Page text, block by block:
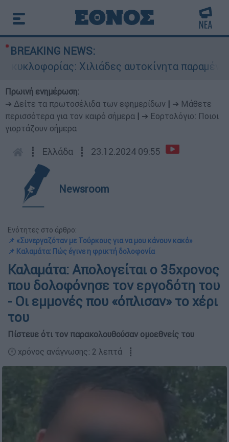
BREAKING NEWS:
Χιλιάδες αυτοκίνητα παραμένουν
Πρωινή ενημέρωση:
➔ Δείτε τα πρωτοσέλιδα των εφημερίδων
➔ Μάθετε
περισσότερα για τον καιρό σήμερα
➔ Εορτολόγιο: Ποιοι
γιορτάζουν σήμερα
┋ Ελλάδα ┋ 23.12.2024 09:55
Newsroom
Ενότητες στο άρθρο:
📌 «Συνεργαζόταν με Τούρκους για να μου κάνουν κακό»
📌 Kαλαμάτα: Πώς έγινε η φρικτή δολοφονία
Καλαμάτα: Απολογείται ο 35χρονος
που δολοφόνησε τον εργοδότη του
- Οι εμμονές που «όπλισαν» το χέρι
του
Πίστευε ότι τον παρακολουθούσαν ομοεθνείς του
🕛 χρόνος ανάγνωσης: 2 λεπτά ┋